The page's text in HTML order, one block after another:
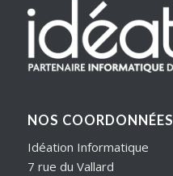
NOS COORDONNÉES
Idéation Informatique
7 rue du Vallard